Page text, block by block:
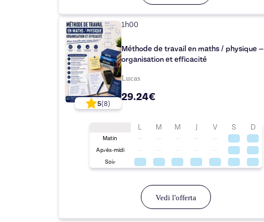
5(8)
1h00
Méthode de travail en maths / physique —
organisation et efficacité
Lucas
29.24€
L M M J V S D
Matin
Après-midi
Soir
Vedi l'offerta